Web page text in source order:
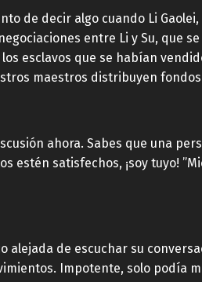
de decir algo cuando Li
entre Li y Su, que
esclavos que se habían
maestros distribuyen
ahora. Sabes que una
estén satisfechos, ¡soy tuyo!
alejada de escuchar su
Impotente, solo podía